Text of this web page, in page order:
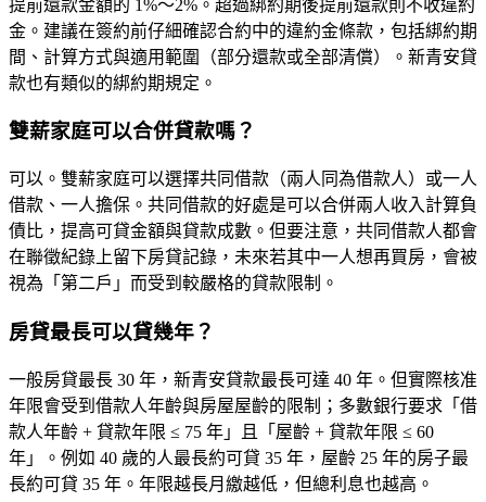
提前還款金額的 1%～2%。超過綁約期後提前還款則不收違約
金。建議在簽約前仔細確認合約中的違約金條款，包括綁約期
間、計算方式與適用範圍（部分還款或全部清償）。新青安貸
款也有類似的綁約期規定。
雙薪家庭可以合併貸款嗎？
可以。雙薪家庭可以選擇共同借款 （兩人同為借款人）或一人
借款、一人擔保 。共同借款的好處是可以合併兩人收入計算負
債比，提高可貸金額與貸款成數。但要注意，共同借款人都會
在聯徵紀錄上留下房貸記錄，未來若其中一人想再買房，會被
視為「第二戶」而受到較嚴格的貸款限制。
房貸最長可以貸幾年？
一般房貸最長 30 年，新青安貸款最長可達 40 年。但實際核准
年限會受到借款人年齡與房屋屋齡的限制；多數銀行要求「借
款人年齡 + 貸款年限 ≤ 75 年」且「屋齡 + 貸款年限 ≤ 60
年」。例如 40 歲的人最長約可貸 35 年，屋齡 25 年的房子最
長約可貸 35 年。年限越長月繳越低，但總利息也越高。